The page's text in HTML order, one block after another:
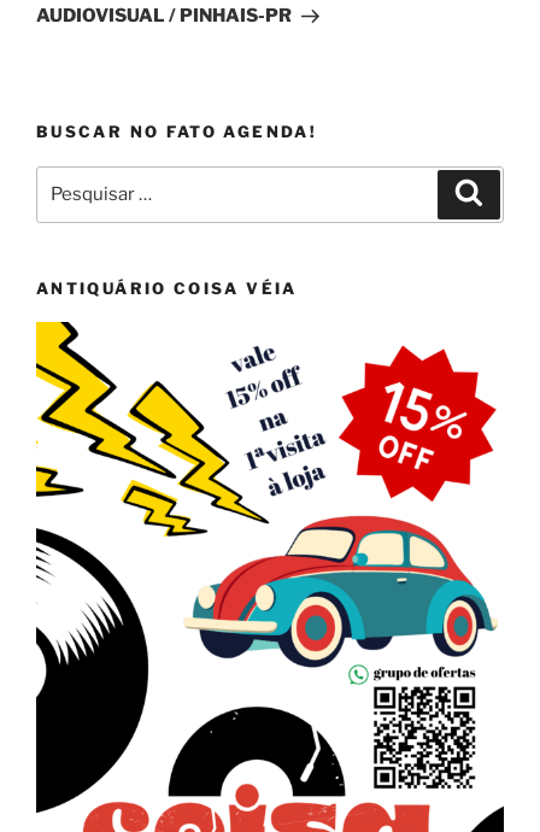
AUDIOVISUAL / PINHAIS-PR
BUSCAR NO FATO AGENDA!
por:
ANTIQUÁRIO COISA VÉIA